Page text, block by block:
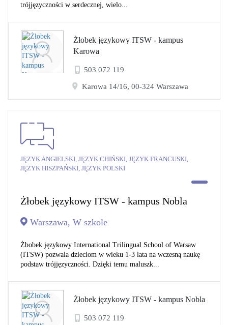
trójjęzyczności w serdecznej, wielo...
Żłobek językowy ITSW - kampus
Karowa
503 072 119
Karowa 14/16, 00-324 Warszawa
JĘZYK ANGIELSKI, JĘZYK CHIŃSKI, JĘZYK FRANCUSKI,
JĘZYK HISZPAŃSKI, JĘZYK POLSKI
Żłobek językowy ITSW - kampus Nobla
Warszawa, W szkole
Żbobek językowy International Trilingual School of Warsaw
(ITSW) pozwala dzieciom w wieku 1-3 lata na wczesną naukę
podstaw trójjęzyczności. Dzięki temu maluszk...
Żłobek językowy ITSW - kampus Nobla
503 072 119